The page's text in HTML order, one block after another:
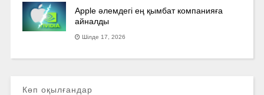
Apple әлемдегі ең қымбат компанияға
айналды
Шілде 17, 2026
Көп оқылғандар